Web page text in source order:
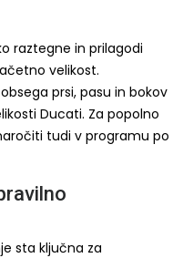
raztegne in prilagodi
velikost.
prsi, pasu in bokov
Ducati. Za popolno
tudi v programu po
sta ključna za